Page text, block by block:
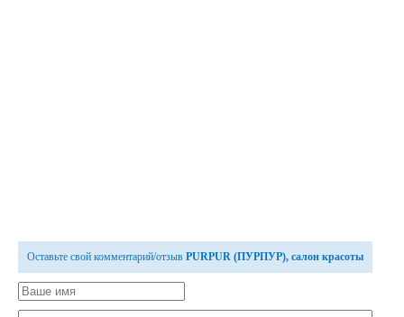
Оставьте свой комментарий/отзыв PURPUR (ПУРПУР), салон красоты